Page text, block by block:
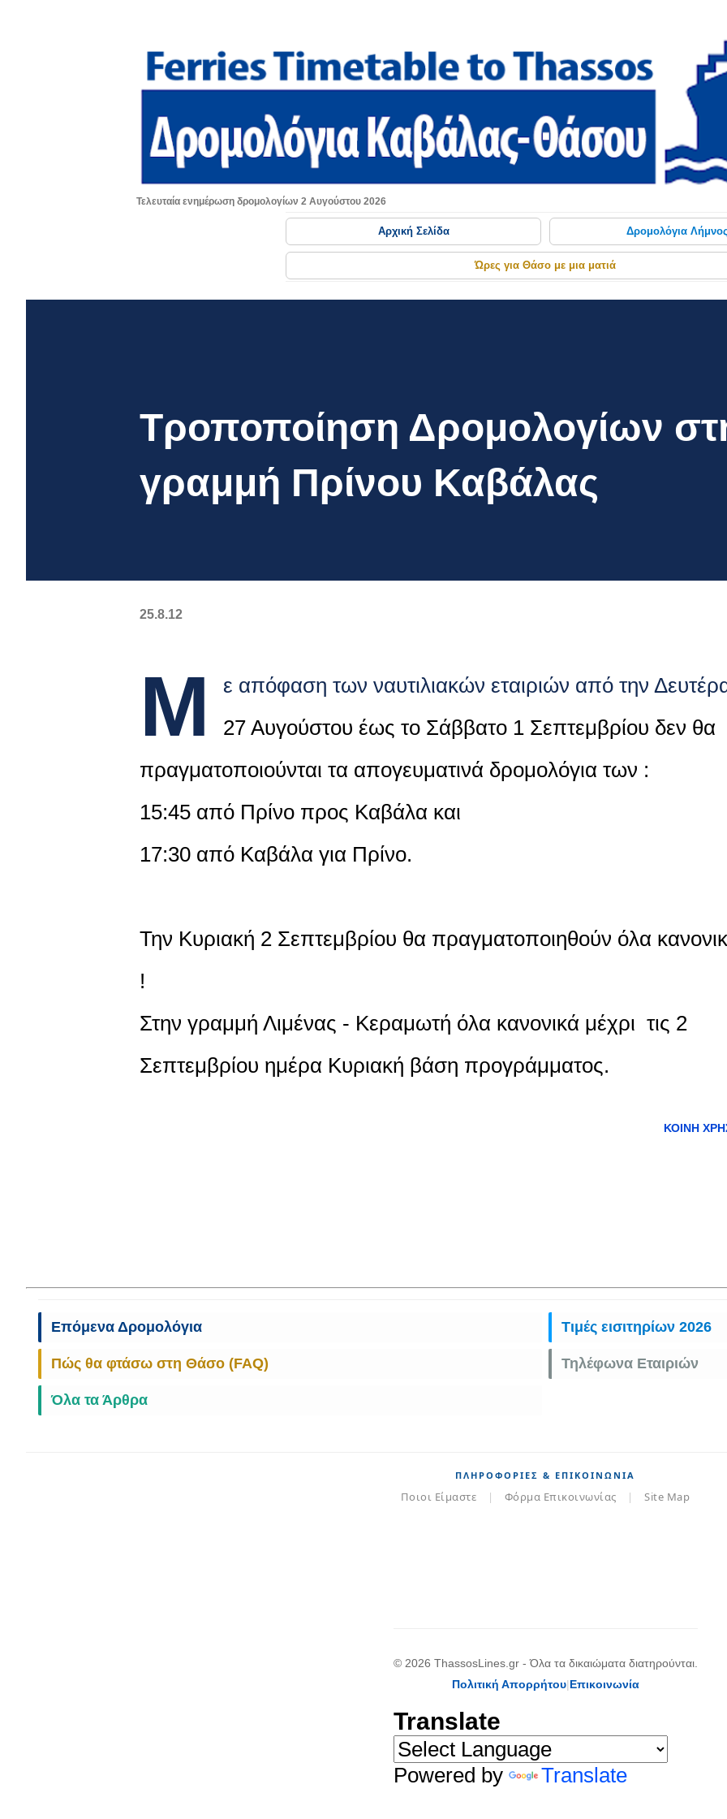
Τελευταία ενημέρωση δρομολογίων 2 Αυγούστου 2026
Αρχική Σελίδα Δρομολόγια
Ώρες για Θάσο με μια ματιά
Τροποποίηση Δρομολογίων
γραμμή Πρίνου Καβάλας
25.8.12
Μ
ε απόφαση των ναυτιλιακών εταιριών από την
27 Αυγούστου έως το Σάββατο 1 Σεπτεμβρίου δεν θα
πραγματοποιούνται τα απογευματινά δρομολόγια των :
15:45 από Πρίνο προς Καβάλα και
17:30 από Καβάλα για Πρίνο.
Την Κυριακή 2 Σεπτεμβρίου θα πραγματοποιηθούν όλα
!
Στην γραμμή Λιμένας - Κεραμωτή όλα κανονικά μέχρι τις 2
Σεπτεμβρίου ημέρα Κυριακή βάση προγράμματος.
ΚΟΙΝΉ
Επόμενα Δρομολόγια Τιμές εισιτηρίων 2026
Πώς θα φτάσω στη Θάσο (FAQ) Τηλέφωνα Εταιριών
Όλα τα Άρθρα
ΠΛΗΡΟΦΟΡΊΕΣ & ΕΠΙΚΟΙΝΩΝΊΑ
Ποιοι Είμαστε | Φόρμα Επικοινωνίας | Site Map
© 2026 ThassosLines.gr - Όλα τα δικαιώματα διατηρούνται.
Πολιτική Απορρήτου|Επικοινωνία
Translate
Powered by Translate